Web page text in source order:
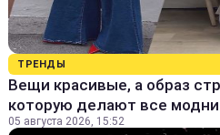
ТРЕНДЫ
Вещи красивые, а образ
которую делают все
05 августа 2026, 15:52